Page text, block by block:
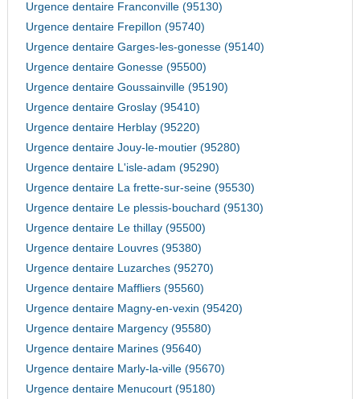
Urgence dentaire Franconville (95130)
Urgence dentaire Frepillon (95740)
Urgence dentaire Garges-les-gonesse (95140)
Urgence dentaire Gonesse (95500)
Urgence dentaire Goussainville (95190)
Urgence dentaire Groslay (95410)
Urgence dentaire Herblay (95220)
Urgence dentaire Jouy-le-moutier (95280)
Urgence dentaire L'isle-adam (95290)
Urgence dentaire La frette-sur-seine (95530)
Urgence dentaire Le plessis-bouchard (95130)
Urgence dentaire Le thillay (95500)
Urgence dentaire Louvres (95380)
Urgence dentaire Luzarches (95270)
Urgence dentaire Maffliers (95560)
Urgence dentaire Magny-en-vexin (95420)
Urgence dentaire Margency (95580)
Urgence dentaire Marines (95640)
Urgence dentaire Marly-la-ville (95670)
Urgence dentaire Menucourt (95180)